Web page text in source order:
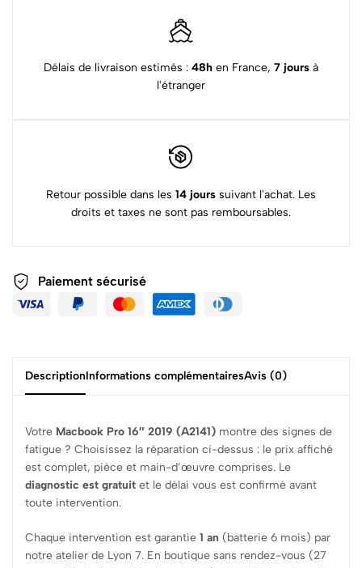
Délais de livraison estimés : 48h en France, 7 jours à
l'étranger
Retour possible dans les 14 jours suivant l'achat. Les
droits et taxes ne sont pas remboursables.
Paiement sécurisé
DescriptionInformations complémentairesAvis (0)
Votre Macbook Pro 16″ 2019 (A2141) montre des signes de
fatigue ? Choisissez la réparation ci-dessus : le prix affiché
est complet, pièce et main-d’œuvre comprises. Le
diagnostic est gratuit et le délai vous est confirmé avant
toute intervention.
Chaque intervention est garantie 1 an (batterie 6 mois) par
notre atelier de Lyon 7. En boutique sans rendez-vous (27